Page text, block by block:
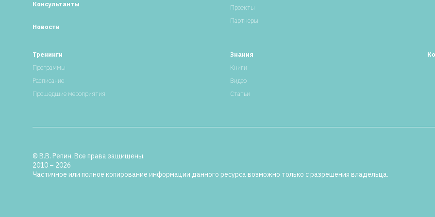
Консультанты
Новости
Проекты
Партнеры
Тренинги
Программы
Расписание
Прошедшие мероприятия
Знания
Книги
Видео
Статьи
© В.В. Репин. Все права защищены.
2010 – 2026
Частичное или полное копирование информации данного ресурса возможно только с разрешения владельца.